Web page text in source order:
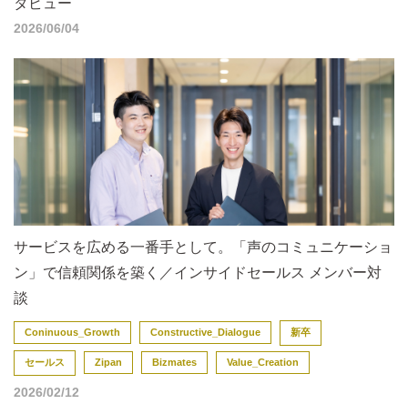
タビュー
2026/06/04
サービスを広める一番手として。「声のコミュニケーショ
ン」で信頼関係を築く／インサイドセールス メンバー対
談
Coninuous_Growth Constructive_Dialogue 新卒
セールス Zipan Bizmates Value_Creation
2026/02/12